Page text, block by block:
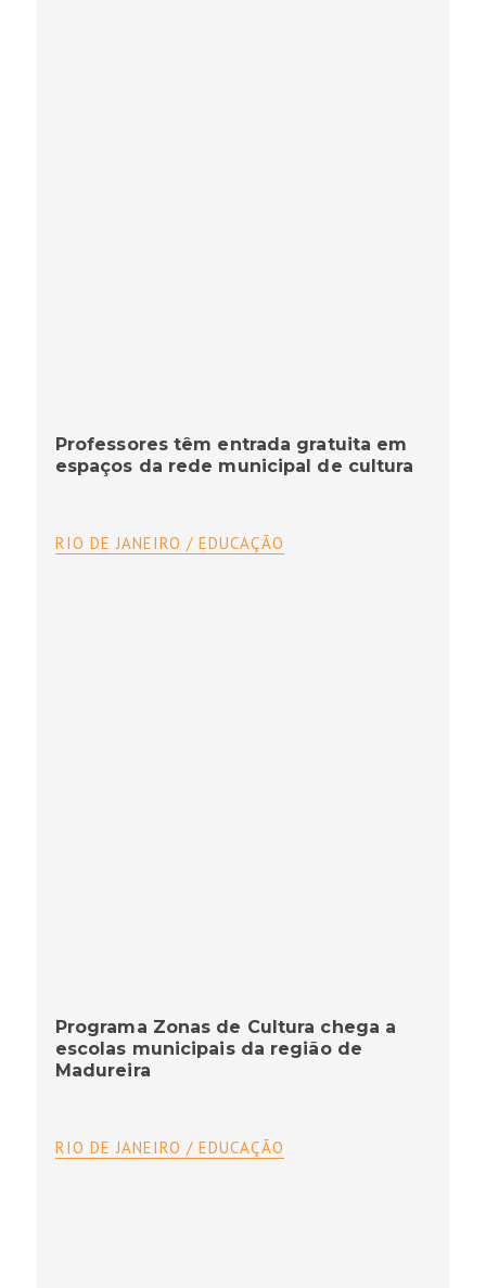
Professores têm entrada gratuita em
espaços da rede municipal de cultura
RIO DE JANEIRO / EDUCAÇÃO
Programa Zonas de Cultura chega a
escolas municipais da região de
Madureira
RIO DE JANEIRO / EDUCAÇÃO